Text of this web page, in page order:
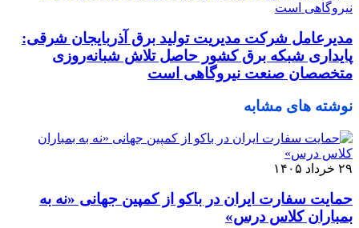
مدیرعامل شرکت مدیریت تولید برق آذربایجان شرقی:
پایداری شبکه برق کشور حاصل تلاش شبانه‌روزی
متخصصان صنعت نیروگاهی است
نوشته های مشابه
۲۹ خرداد ۱۴۰۵
حمایت سفارت ایران در باکو از کمپین جهانی «نه به
بمباران کلاس درس»